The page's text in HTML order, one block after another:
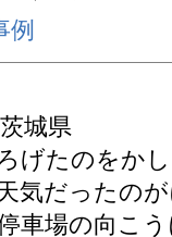
例
城県
げたのをか
気だったの
車場の向こ